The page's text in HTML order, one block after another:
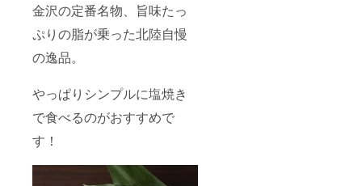
金沢の定番名物、旨味たっ
ぷりの脂が乗った北陸自慢
の逸品。
やっぱりシンプルに塩焼き
で食べるのがおすすめで
す！